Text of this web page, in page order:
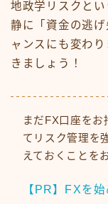
地政学リスクと
静に「資金の逃
ャンスにも変わ
きましょう！
まだFX口座を
てリスク管理を
えておくことを
【PR】FXを